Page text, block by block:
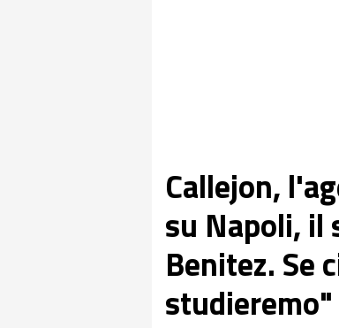
Callejon,
su Napoli, il
Benitez. Se
studieremo"